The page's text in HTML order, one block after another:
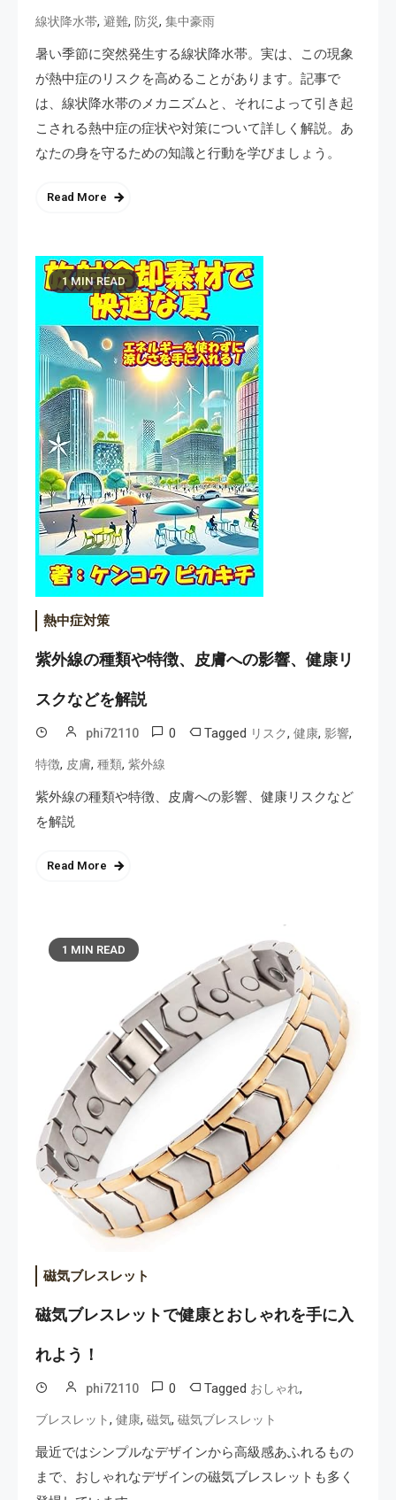
線状降水帯, 避難, 防災, 集中豪雨
暑い季節に突然発生する線状降水帯。実は、この現象
が熱中症のリスクを高めることがあります。記事で
は、線状降水帯のメカニズムと、それによって引き起
こされる熱中症の症状や対策について詳しく解説。あ
なたの身を守るための知識と行動を学びましょう。
Read More
1 MIN READ
熱中症対策
紫外線の種類や特徴、皮膚への影響、健康リ
スクなどを解説
phi72110 0 Tagged リスク, 健康, 影響,
特徴, 皮膚, 種類, 紫外線
紫外線の種類や特徴、皮膚への影響、健康リスクなど
を解説
Read More
1 MIN READ
磁気ブレスレット
磁気ブレスレットで健康とおしゃれを手に入
れよう！
phi72110 0 Tagged おしゃれ,
ブレスレット, 健康, 磁気, 磁気ブレスレット
最近ではシンプルなデザインから高級感あふれるもの
まで、おしゃれなデザインの磁気ブレスレットも多く